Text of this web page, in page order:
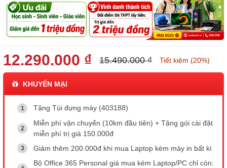
12.290.000 ₫ 15.490.000 ₫ Tiết kiệm (20%)
KHUYẾN MẠI
Tặng Túi đựng máy (403188)
Miễn phí vận chuyển (10km đầu tiên) + Tặng gói cài đặt
miễn phí trị giá 150.000đ
Giảm thêm 200.000đ khi mua Laptop kèm máy in bất kì
Bộ Office 365 Personal giá mua kèm Laptop/PC chỉ còn: